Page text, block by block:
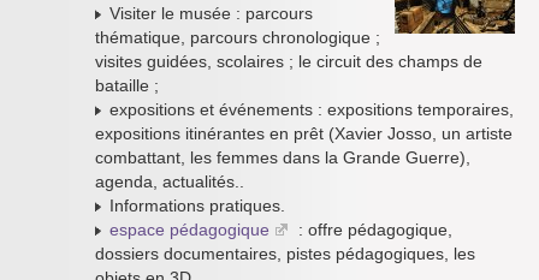
Visiter le musée : parcours
thématique, parcours chronologique ;
visites guidées, scolaires ; le circuit des champs de
bataille ;
expositions et événements : expositions temporaires,
expositions itinérantes en prêt (Xavier Josso, un artiste
combattant, les femmes dans la Grande Guerre),
agenda, actualités..
Informations pratiques.
espace pédagogique
: offre pédagogique,
dossiers documentaires, pistes pédagogiques, les